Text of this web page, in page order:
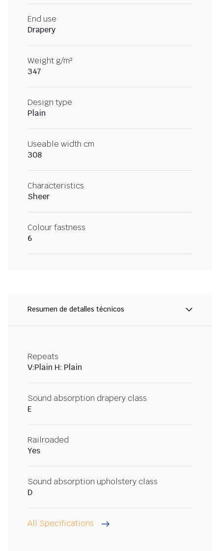
End use
Drapery
Weight g/m²
347
Design type
Plain
Useable width cm
308
Characteristics
Sheer
Colour fastness
6
Resumen de detalles técnicos
Repeats
V:Plain H: Plain
Sound absorption drapery class
E
Railroaded
Yes
Sound absorption upholstery class
D
All Specifications